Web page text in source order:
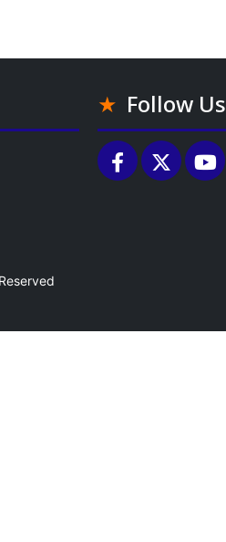
Follow Us